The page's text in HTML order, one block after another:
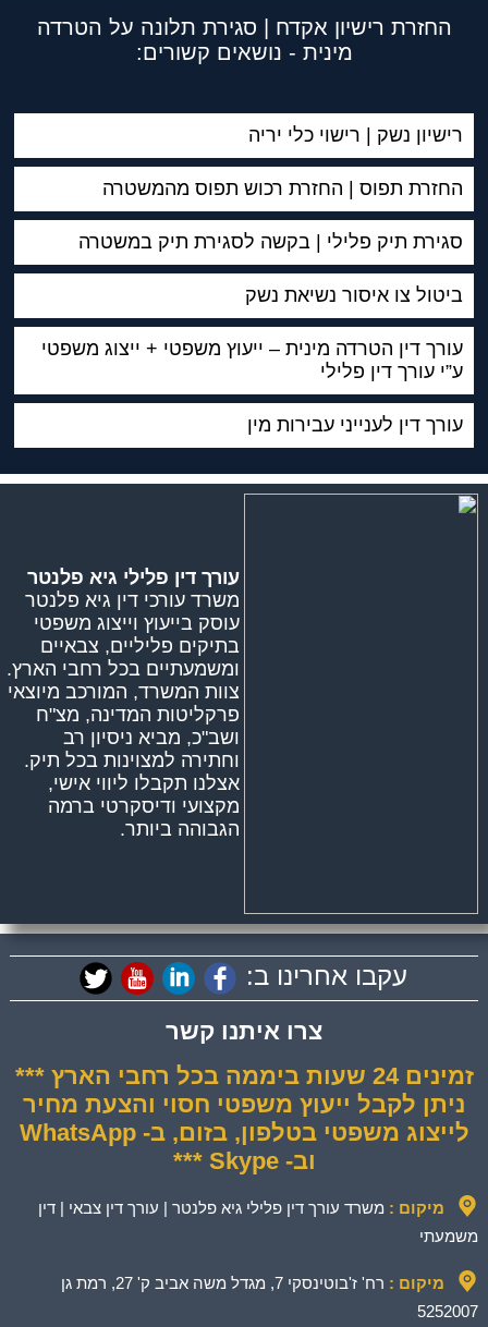
החזרת רישיון אקדח | סגירת תלונה על הטרדה
מינית - נושאים קשורים:
רישיון נשק | רישוי כלי יריה
החזרת תפוס | החזרת רכוש תפוס מהמשטרה
סגירת תיק פלילי | בקשה לסגירת תיק במשטרה
ביטול צו איסור נשיאת נשק
עורך דין הטרדה מינית – ייעוץ משפטי + ייצוג משפטי
ע”י עורך דין פלילי
עורך דין לענייני עבירות מין
עורך דין פלילי גיא פלנטר
משרד עורכי דין גיא פלנטר
עוסק בייעוץ וייצוג משפטי
בתיקים פליליים, צבאיים
ומשמעתיים בכל רחבי הארץ.
צוות המשרד, המורכב מיוצאי
פרקליטות המדינה, מצ"ח
ושב"כ, מביא ניסיון רב
וחתירה למצוינות בכל תיק.
אצלנו תקבלו ליווי אישי,
מקצועי ודיסקרטי ברמה
הגבוהה ביותר.
עקבו אחרינו ב:
צרו איתנו קשר
זמינים 24 שעות ביממה בכל רחבי הארץ ***
ניתן לקבל ייעוץ משפטי חסוי והצעת מחיר
לייצוג משפטי בטלפון, בזום, ב- WhatsApp
וב- Skype ***
מיקום : משרד עורך דין פלילי גיא פלנטר | עורך דין צבאי | דין
משמעתי
מיקום :
רח' ז'בוטינסקי 7, מגדל משה אביב ק' 27, רמת גן
5252007